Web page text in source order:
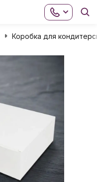
Коробка для